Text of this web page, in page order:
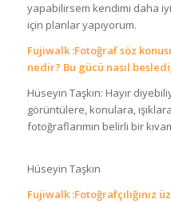
yapabilirsem kendimi daha
için planlar yapıyorum.
Fujiwalk :Fotoğraf söz
nedir? Bu gücü nasıl
Hüseyin Taşkın: Hayır
görüntülere, konulara,
fotoğraflarımın belirli bir
Hüseyin Taşkın
Fujiwalk